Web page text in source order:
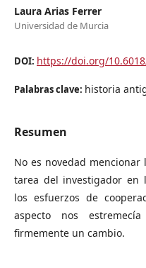
Laura Arias Ferrer
Universidad de Murcia
DOI: https://doi.org/
Palabras clave: historia
Resumen
No es novedad
tarea del investigador en
los esfuerzos de
aspecto nos
firmemente un cambio.